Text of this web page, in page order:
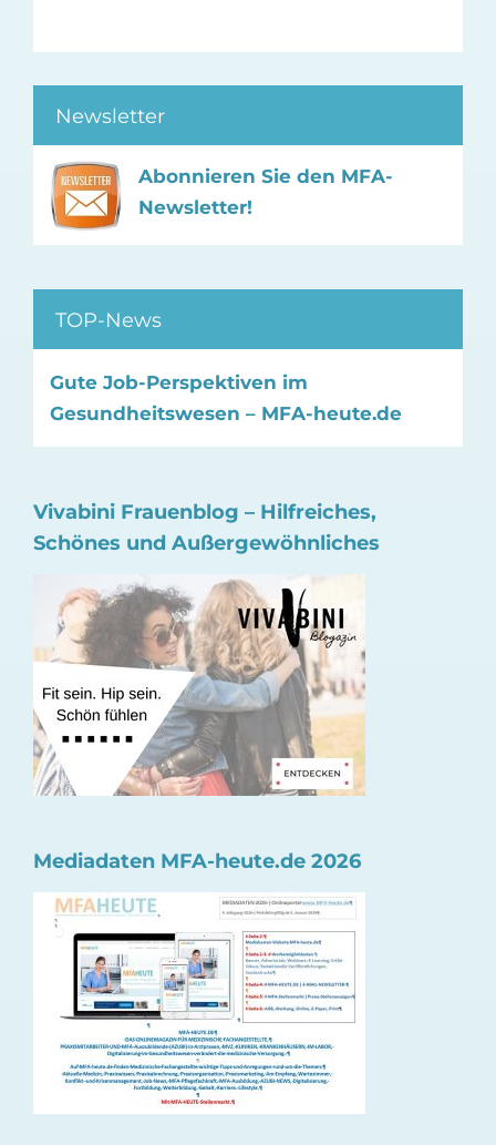
Newsletter
Abonnieren Sie den MFA-
Newsletter!
TOP-News
Gute Job-Perspektiven im
Gesundheitswesen – MFA-heute.de
Vivabini Frauenblog – Hilfreiches,
Schönes und Außergewöhnliches
Mediadaten MFA-heute.de 2026